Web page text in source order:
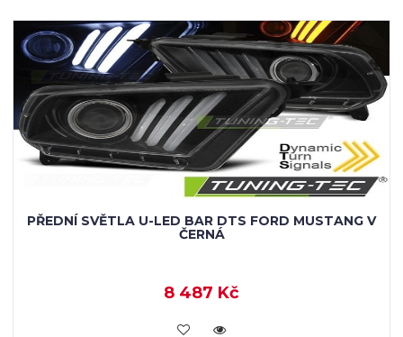
PŘEDNÍ SVĚTLA U-LED BAR DTS FORD MUSTANG V
ČERNÁ
8 487 Kč
KOUPIT